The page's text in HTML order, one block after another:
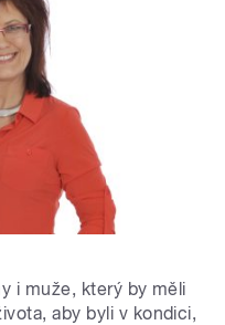
i muže, který by měli
aby byli v kondici,